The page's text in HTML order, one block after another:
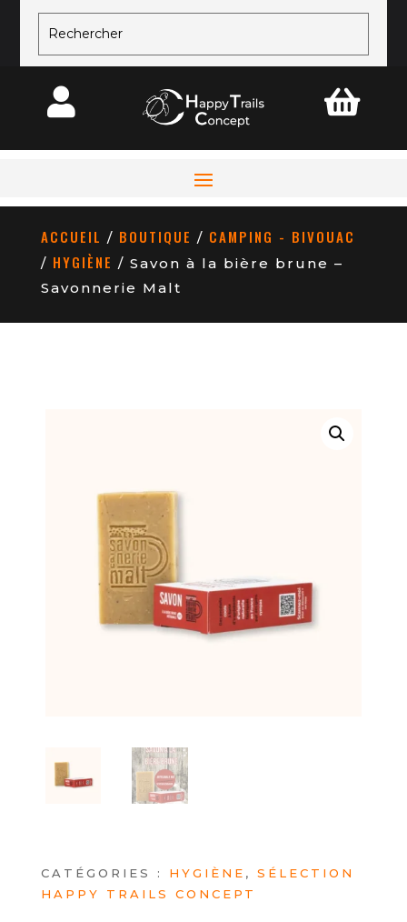
 
ACCUEIL / BOUTIQUE / CAMPING - BIVOUAC
/ HYGIÈNE / Savon à la bière brune –
Savonnerie Malt
CATÉGORIES : HYGIÈNE , SÉLECTION
HAPPY TRAILS CONCEPT